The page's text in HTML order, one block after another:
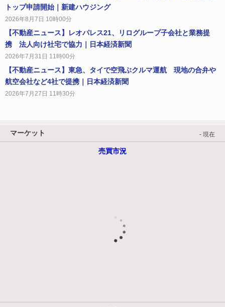
トップ申請開始｜新建ハウジング
2026年8月7日 10時00分
【不動産ニュース】レオパレス21、リログループ子会社と業務提
携 法人向け社宅で協力｜日本経済新聞
2026年7月31日 11時00分
【不動産ニュース】東急、タイで空飛ぶクルマ運航 現地の合弁や
航空会社など4社で提携｜日本経済新聞
2026年7月27日 11時30分
マーケット - 現在
売買市況